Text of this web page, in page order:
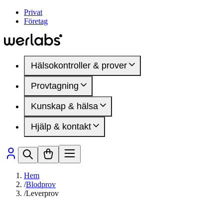
Privat
Företag
Hälsokontroller & prover
Hälsokontroller
Kvinnohälsa
Manlig hälsa
DEXA-undersökning
Mindre blodprov
Hälsomarkörer
Medlemskap
Presentkort
Provtagning
Provtagningsställen
Inför provtagning
Kunskap & hälsa
Artiklar
Hälsoområden
Sjukdomar & besvär
Hälsomarkörer
Hjälp & kontakt
Så fungerar det
Vanliga frågor
Hem
/Blodprov
/Leverprov